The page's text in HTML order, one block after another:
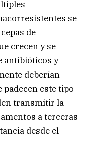
se
de
crecen y se
antibióticos y
deberían
este tipo
transmitir la
a terceras
desde el